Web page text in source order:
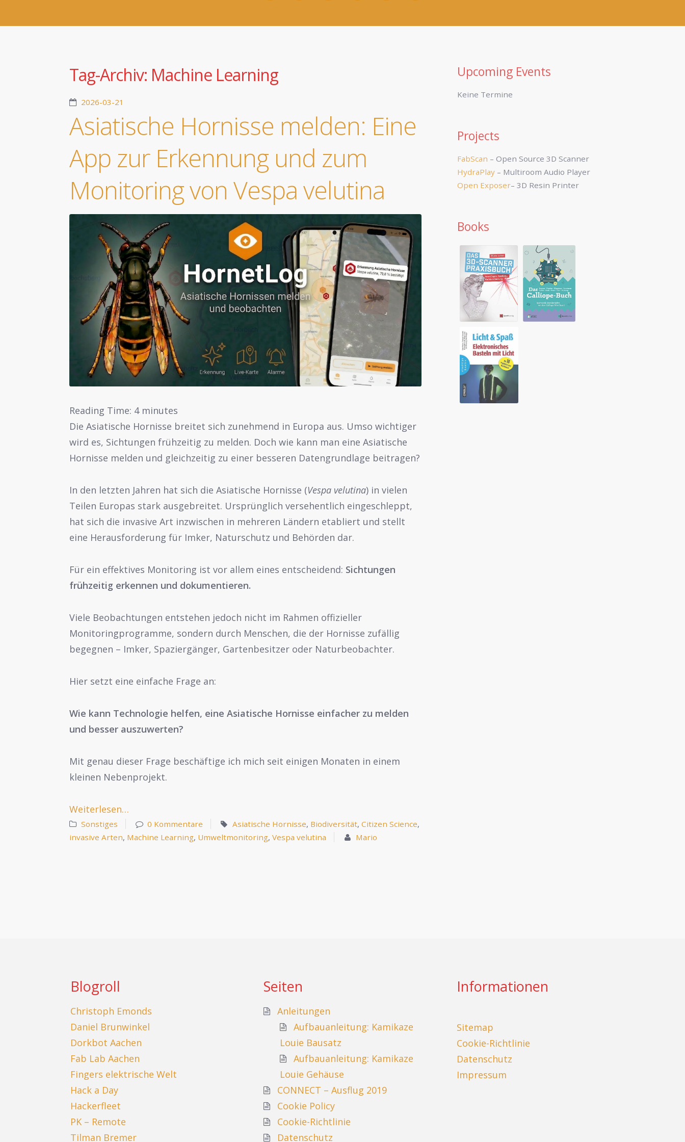
Tag-Archiv: Machine Learning
2026-03-21
Asiatische Hornisse melden: Eine
App zur Erkennung und zum
Monitoring von Vespa velutina
Reading Time: 4 minutes
Die Asiatische Hornisse breitet sich zunehmend in Europa aus. Umso wichtiger
wird es, Sichtungen frühzeitig zu melden. Doch wie kann man eine Asiatische
Hornisse melden und gleichzeitig zu einer besseren Datengrundlage beitragen?
In den letzten Jahren hat sich die Asiatische Hornisse (Vespa velutina) in vielen
Teilen Europas stark ausgebreitet. Ursprünglich versehentlich eingeschleppt,
hat sich die invasive Art inzwischen in mehreren Ländern etabliert und stellt
eine Herausforderung für Imker, Naturschutz und Behörden dar.
Für ein effektives Monitoring ist vor allem eines entscheidend: Sichtungen
frühzeitig erkennen und dokumentieren.
Viele Beobachtungen entstehen jedoch nicht im Rahmen offizieller
Monitoringprogramme, sondern durch Menschen, die der Hornisse zufällig
begegnen – Imker, Spaziergänger, Gartenbesitzer oder Naturbeobachter.
Hier setzt eine einfache Frage an:
Wie kann Technologie helfen, eine Asiatische Hornisse einfacher zu melden
und besser auszuwerten?
Mit genau dieser Frage beschäftige ich mich seit einigen Monaten in einem
kleinen Nebenprojekt.
Weiterlesen…
Sonstiges 0 Kommentare Asiatische Hornisse, Biodiversität,Citizen Science,
invasive Arten, Machine Learning, Umweltmonitoring,Vespa velutina Mario
Upcoming Events
Keine Termine
Projects
FabScan – Open Source 3D Scanner
HydraPlay – Multiroom Audio Player
Open Exposer– 3D Resin Printer
Books
Blogroll
Christoph Emonds
Daniel Brunwinkel
Dorkbot Aachen
Fab Lab Aachen
Fingers elektrische Welt
Hack a Day
Hackerfleet
PK – Remote
Tilman Bremer
Seiten
Anleitungen
Aufbauanleitung: Kamikaze
Louie Bausatz
Aufbauanleitung: Kamikaze
Louie Gehäuse
CONNECT – Ausflug 2019
Cookie Policy
Cookie-Richtlinie
Datenschutz
Informationen
Sitemap
Cookie-Richtlinie
Datenschutz
Impressum